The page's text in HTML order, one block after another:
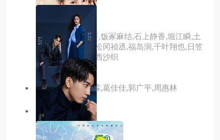
主演：阿座上洋平,饭冢麻结,石上静香,堀江瞬,土
岐隼一,上田燿司,松冈祯丞,福岛润,千叶翔也,日笠
阳子,中村悠一,大西沙织
主演：洪卫,刘冠霖,葛佳佳,郭广平,周惠林
7.0分 hd
上山